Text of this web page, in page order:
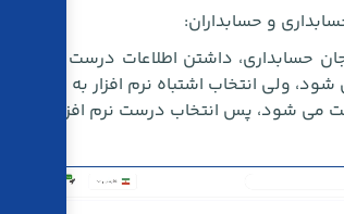
و حسابداران:
حسابداری، داشتن اطلاعات درست خیلی
انتخاب اشتباه نرم افزار به خاطر
شود، پس انتخاب درست نرم افزار خیلی